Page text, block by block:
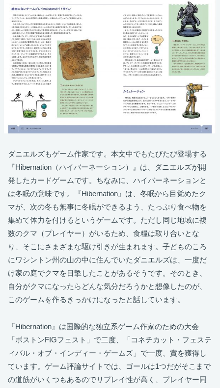
ダニエルズもゲーム作家です。本文中でもたびたび登場する
『Hibernation（ハイバーネーション）』は、ダニエルズが開
発したカードゲームです。ちなみに、ハイバーネーションと
は冬眠の意味です。『Hibernation』は、冬眠から目覚めたク
マが、次の冬も無事に冬眠ができるよう、たっぷり食べ物を
集めて体力を付けるというゲームです。ただし同じ地域に複
数のクマ（プレイヤー）がいるため、食糧は取り合いとな
り、そこにさまざまな駆け引きが生まれます。子どものころ
にワシントン州の山の中に住んでいたダニエルズは、一度だ
け家の庭でクマを目撃したことがあるそうです。そのとき、
自分がクマになったらどんな気分だろうかと想像したのが、
このゲームを作るきっかけになったと話しています。
『Hibernation』は国際的な独立系ゲーム作家のための大会
「ボストンFIGフェスト」で二度、「コネチカット・フェステ
ィバル・オブ・インディー・ゲームズ」で一度、賞を獲得し
ています。ゲーム評論サイトでは、ゴールは1つだがそこまで
の道筋がいくつもあるのでリプレイ性が高く、プレイヤー同